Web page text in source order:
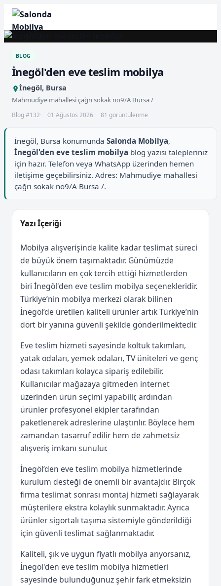
BLOG
İnegöl'den eve teslim mobilya
İnegöl, Bursa
Mahmudiye mahallesi çağrı sokak no9/A Bursa /
Blog #132 01 Ağustos 2026 81 görüntülenme
İnegöl, Bursa konumunda Salonda Mobilya,
İnegöl'den eve teslim mobilya blog yazısı talepleriniz
için hazır. Telefon veya WhatsApp üzerinden hemen
iletişime geçebilirsiniz. Adres: Mahmudiye mahallesi
çağrı sokak no9/A Bursa /.
Yazı İçeriği
Mobilya alışverişinde kalite kadar teslimat süreci
de büyük önem taşımaktadır. Günümüzde
kullanıcıların en çok tercih ettiği hizmetlerden
biri İnegöl'den eve teslim mobilya seçenekleridir.
Türkiye’nin mobilya merkezi olarak bilinen
İnegöl’de üretilen kaliteli ürünler artık Türkiye’nin
dört bir yanına güvenli şekilde gönderilmektedir.
Eve teslim hizmeti sayesinde koltuk takımları,
yatak odaları, yemek odaları, TV üniteleri ve genç
odası takımları kolayca sipariş edilebilir.
Kullanıcılar mağazaya gitmeden internet
üzerinden ürün seçimi yapabilir, ardından
ürünler profesyonel ekipler tarafından
paketlenerek adreslerine ulaştırılır. Böylece hem
zamandan tasarruf edilir hem de zahmetsiz
alışveriş imkanı sunulur.
İnegöl’den eve teslim mobilya hizmetlerinde
kurulum desteği de önemli bir avantajdır. Birçok
firma teslimat sonrası montaj hizmeti sağlayarak
müşterilere ekstra kolaylık sunmaktadır. Ayrıca
ürünler sigortalı taşıma sistemiyle gönderildiği
için güvenli teslimat sağlanmaktadır.
Kaliteli, şık ve uygun fiyatlı mobilya arıyorsanız,
İnegöl'den eve teslim mobilya hizmetleri
sayesinde bulunduğunuz şehir fark etmeksizin